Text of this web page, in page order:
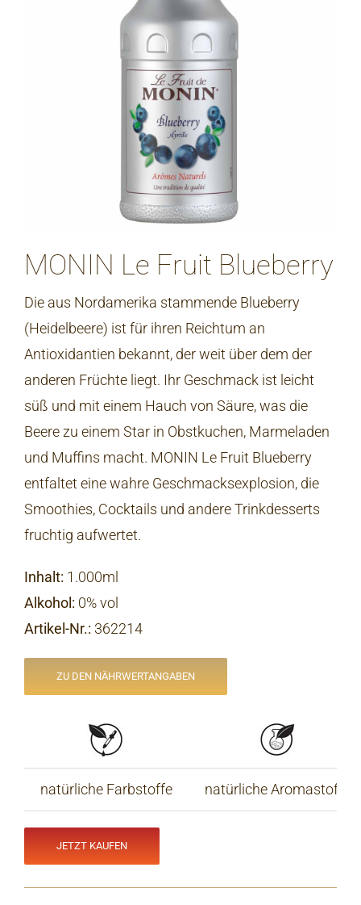
MONIN Le Fruit Blueberry
Die aus Nordamerika stammende Blueberry
(Heidelbeere) ist für ihren Reichtum an
Antioxidantien bekannt, der weit über dem der
anderen Früchte liegt. Ihr Geschmack ist leicht
süß und mit einem Hauch von Säure, was die
Beere zu einem Star in Obstkuchen, Marmeladen
und Muffins macht. MONIN Le Fruit Blueberry
entfaltet eine wahre Geschmacksexplosion, die
Smoothies, Cocktails und andere Trinkdesserts
fruchtig aufwertet.
Inhalt: 1.000ml
Alkohol: 0% vol
Artikel-Nr.: 362214
ZU DEN NÄHRWERTANGABEN
natürliche Farbstoffe natürliche Aromastoffe
JETZT KAUFEN